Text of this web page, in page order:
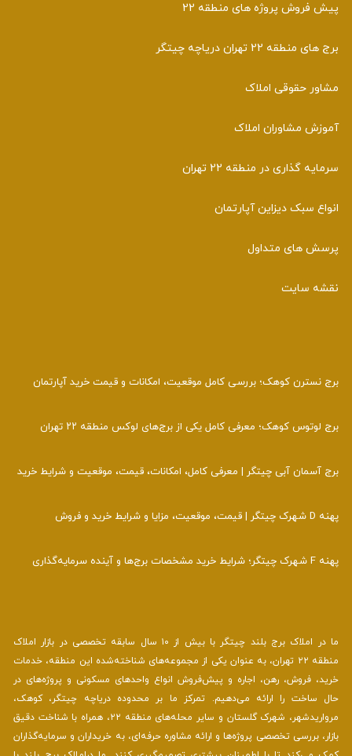
پیش فروش پروژه های منطقه 22
برج های منطقه 22 تهران دریاچه چیتگر
مشاور حقوقی املاک
آموزش مشاوران املاک
سرمایه گذاری در منطقه 22 تهران
انواع سبک دیزاین آپارتمان
پرسش های متداول
نقشه سایت
برج نسترن کوهک؛ بررسی کامل موقعیت، امکانات و قیمت خرید آپارتمان
برج لوتوس کوهک؛ معرفی کامل یکی از برج‌های لوکس منطقه ۲۲ تهران
برج آسمان آبی چیتگر | معرفی کامل، امکانات، قیمت، موقعیت و شرایط خرید
پهنه D شهرک چیتگر | قیمت، موقعیت، مزایا و شرایط خرید و فروش
پهنه F شهرک چیتگر؛ شرایط خرید مشخصات برج‌ها و آینده سرمایه‌گذاری
ما در املاک برج بلند چیتگر با بیش از ۱۰ سال سابقه تخصصی در بازار املاک
منطقه ۲۲ تهران، به عنوان یکی از مجموعه‌های شناخته‌شده این منطقه، خدمات
خرید، فروش، رهن، اجاره و پیش‌فروش انواع واحدهای مسکونی و پروژه‌های در
حال ساخت را ارائه می‌دهیم. تمرکز ما بر محدوده دریاچه چیتگر، کوهک،
مرواریدشهر، شهرک گلستان و سایر محله‌های منطقه ۲۲، همراه با شناخت دقیق
بازار، بررسی تخصصی پروژه‌ها و ارائه مشاوره حرفه‌ای، به خریداران و سرمایه‌گذاران